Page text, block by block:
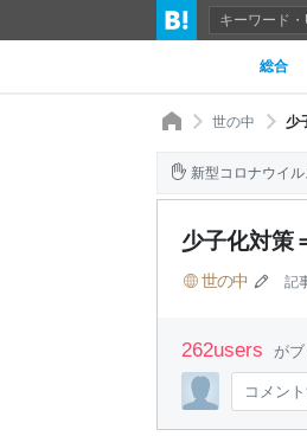
総合
世の中 少
新型コロナウイ
少子化対策
世の中 記
262users が
コメン